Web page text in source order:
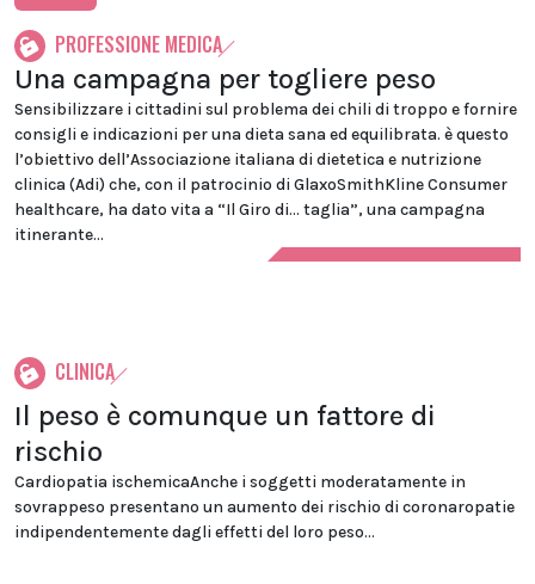
PROFESSIONE MEDICA
Una campagna per togliere peso
Sensibilizzare i cittadini sul problema dei chili di troppo e fornire
consigli e indicazioni per una dieta sana ed equilibrata. è questo
l’obiettivo dell’Associazione italiana di dietetica e nutrizione
clinica (Adi) che, con il patrocinio di GlaxoSmithKline Consumer
healthcare, ha dato vita a “Il Giro di… taglia”, una campagna
itinerante...
CLINICA
Il peso è comunque un fattore di
rischio
Cardiopatia ischemicaAnche i soggetti moderatamente in
sovrappeso presentano un aumento dei rischio di coronaropatie
indipendentemente dagli effetti del loro peso...